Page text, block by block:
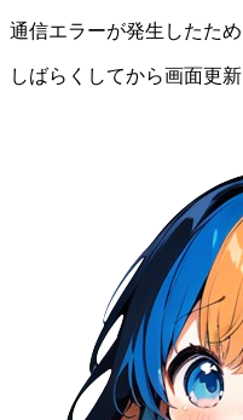
通信エラーが発生したため
しばらくしてから画面更